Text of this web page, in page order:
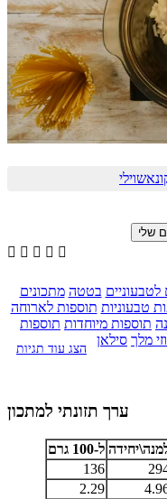
    
לטבעוניים בטטה מתכונים
טבעוניות תוספות לארוחה
תוספות מיוחדות תוספות
מלך סילאן
הצג עוד תגיות
ערך תזונתי למתכון
ל-100 גרם
136
2.29